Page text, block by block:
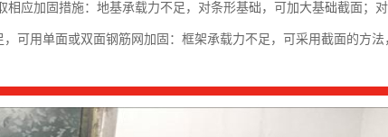
相应加固措施：地基承载力不足，对条形基础，可加大基础截面；
可用单面或双面钢筋网加固：框架承载力不足，可采用截面的方